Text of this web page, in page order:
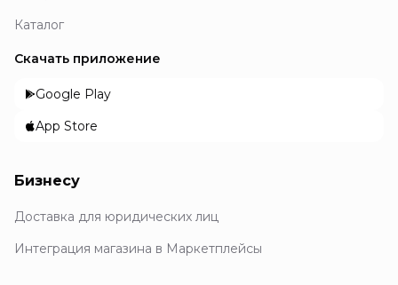
Каталог
Скачать приложение
Google Play
App Store
Бизнесу
Доставка для юридических лиц
Интеграция магазина в Маркетплейсы